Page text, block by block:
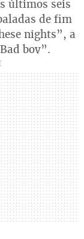
últimos seis
de fim
nights”, a
boy”.